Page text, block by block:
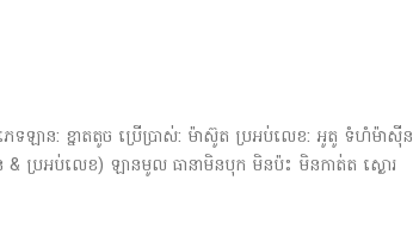
េទឡាន: ខ្នាតតូច ប្រើប្រាស់: ម៉ាស៊ូត ប្រអប់លេខ: អូតូ ទំហំម៉ាស៊ីន
& ប្រអប់លេខ) ឡានមូល ធានាមិនបុក មិនប៉ះ មិនកាត់ត ស្ងោរ